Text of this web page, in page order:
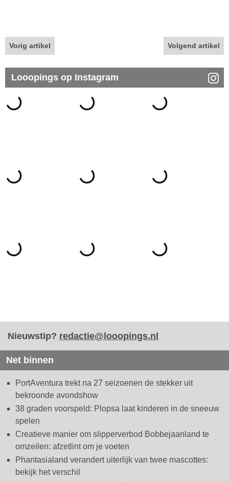
Vorig artikel Volgend artikel
Looopings op Instagram
Nieuwstip? redactie@looopings.nl
Net binnen
PortAventura trekt na 27 seizoenen de stekker uit
bekroonde avondshow
38 graden voorspeld: Plopsa laat kinderen in de sneeuw
spelen
Creatieve manier om slipperverbod Bobbejaanland te
omzeilen: afzetlint om je voeten
Phantasialand verandert uiterlijk van twee mascottes:
bekijk het verschil